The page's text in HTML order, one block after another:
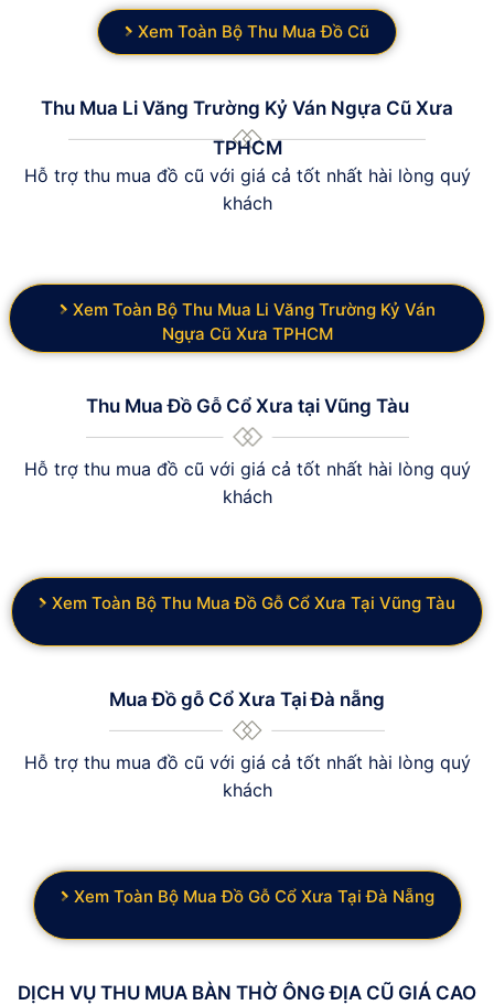
Xem Toàn Bộ Thu Mua Đồ Cũ
Thu Mua Li Văng Trường Kỷ Ván Ngựa Cũ Xưa
TPHCM
Hỗ trợ thu mua đồ cũ với giá cả tốt nhất hài lòng quý
khách
Xem Toàn Bộ Thu Mua Li Văng Trường Kỷ Ván
Ngựa Cũ Xưa TPHCM
Thu Mua Đồ Gỗ Cổ Xưa tại Vũng Tàu
Hỗ trợ thu mua đồ cũ với giá cả tốt nhất hài lòng quý
khách
Xem Toàn Bộ Thu Mua Đồ Gỗ Cổ Xưa Tại Vũng Tàu
Mua Đồ gỗ Cổ Xưa Tại Đà nẵng
Hỗ trợ thu mua đồ cũ với giá cả tốt nhất hài lòng quý
khách
Xem Toàn Bộ Mua Đồ Gỗ Cổ Xưa Tại Đà Nẵng
DỊCH VỤ THU MUA BÀN THỜ ÔNG ĐỊA CŨ GIÁ CAO